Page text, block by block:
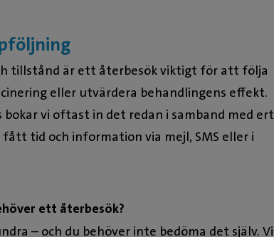
tillstånd är ett återbesök viktigt för att följa
eller utvärdera behandlingens effekt.
vi oftast in det redan i samband med ert
fått tid och information via mejl, SMS eller i
ett återbesök?
– och du behöver inte bedöma det själv. Vi